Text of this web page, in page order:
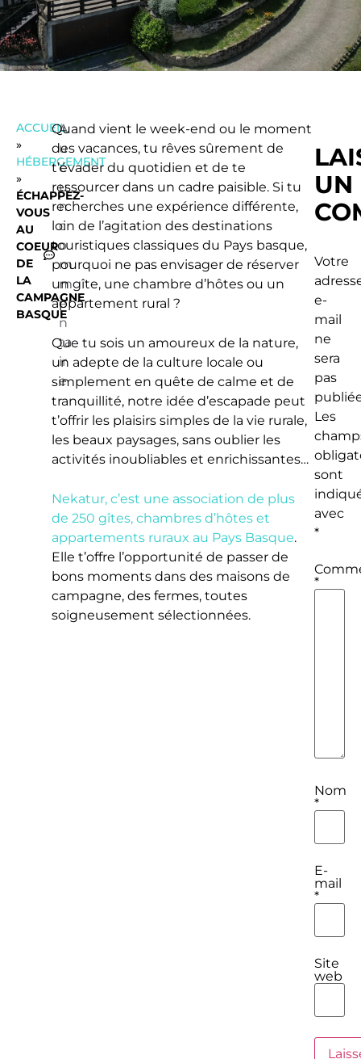
ACCUEIL
»
HÉBERGEMENT
»
ÉCHAPPEZ-
VOUS
AU
COEUR
DE
LA
CAMPAGNE
BASQUE
A
u
c
u
n
c
o
m
m
e
n
ta
ir
e
Quand vient le week-end ou le moment
des vacances, tu rêves sûrement de
t’évader du quotidien et de te
ressourcer dans un cadre paisible. Si tu
recherches une expérience différente,
loin de l’agitation des destinations
touristiques classiques du Pays basque,
pourquoi ne pas envisager de réserver
un gîte, une chambre d’hôtes ou un
appartement rural ?
Que tu sois un amoureux de la nature,
un adepte de la culture locale ou
simplement en quête de calme et de
tranquillité, notre idée d’escapade peut
t’offrir les plaisirs simples de la vie rurale,
les beaux paysages, sans oublier les
activités inoubliables et enrichissantes…
Nekatur, c’est une association de plus
de 250 gîtes, chambres d’hôtes et
appartements ruraux au Pays Basque.
Elle t’offre l’opportunité de passer de
bons moments dans des maisons de
campagne, des fermes, toutes
soigneusement sélectionnées.
UN
Votre
e-
mail
ne
sera
pas
Les
sont
avec
*
*
Nom
*
E-
mail
*
Site
web